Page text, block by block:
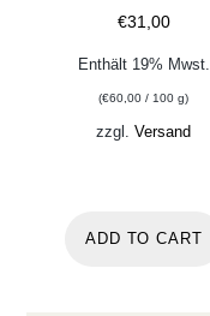
€31,00
Enthält 19% Mwst.
(€60,00 / 100 g)
zzgl.Versand
ADD TO CART